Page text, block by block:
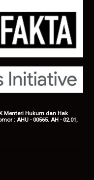
Menteri Hukum dan Hak
: AHU - 00565. AH - 02.01,